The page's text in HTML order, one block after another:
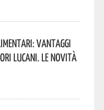
vantaggi
lucani. Le novità